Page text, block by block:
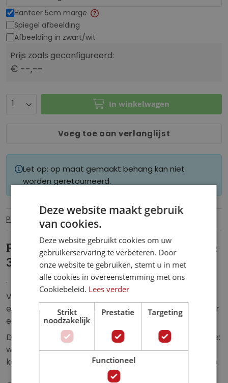
Hanteer 5cm marge
Spiegel afbeelding
Afbeelding in zwart/wit
Prijs zoals geconfigureerd:
€ --,--
In winkelwagen
Voeg toe aan verlanglijst
Let op: op maat gemaakt behang kan niet
worden geretourneerd.
Productinformatie
Fotobehang Grot met uitzicht op Zee
3D
.
Vlies fotobehang van het uitzicht op de zee, vanuit
een grot gezien. Het uitzicht vanuit de grot zorgt voor
een geweldig, 3D effect.
Dit fotobehang zorgt voor een unieke uitstraling in de:
woonkamer, slaapkamer, kinderkamer, keuken, hal,
kantoor, horecagelegenheid of iedere andere ruimte.
Deze website maakt gebruik
van cookies.
Deze website gebruikt cookies om uw
gebruikerservaring te verbeteren. Door
onze website te gebruiken, stemt u in met
alle cookies in overeenstemming met ons
Cookiebeleid. Lees verder
Strikt
noodzakelijk
Prestatie Targeting
Functioneel